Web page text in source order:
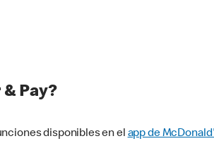
Pay?
disponibles en elapp de